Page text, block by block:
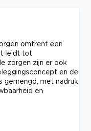
omtrent een
leidt tot
zorgen zijn er ook
en de
gemengd, met nadruk
en